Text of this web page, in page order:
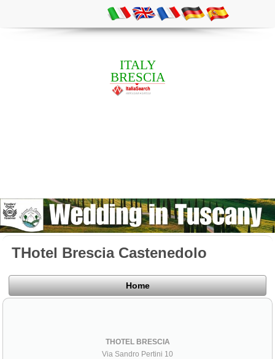
ITALY
BRESCIA
THotel Brescia Castenedolo
Home
THOTEL BRESCIA
Via Sandro Pertini 10